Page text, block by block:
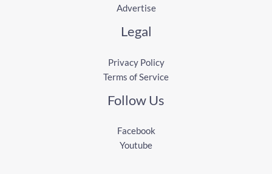
Advertise
Legal
Privacy Policy
Terms of Service
Follow Us
Facebook
Youtube